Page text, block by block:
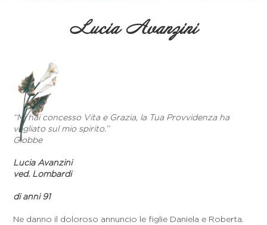
Lucia Avanzini
‘‘Mi hai concesso Vita e Grazia, la Tua Provvidenza ha
vegliato sul mio spirito.’’
Giobbe
Lucia Avanzini
ved. Lombardi
di anni 91
Ne danno il doloroso annuncio le figlie Daniela e Roberta.